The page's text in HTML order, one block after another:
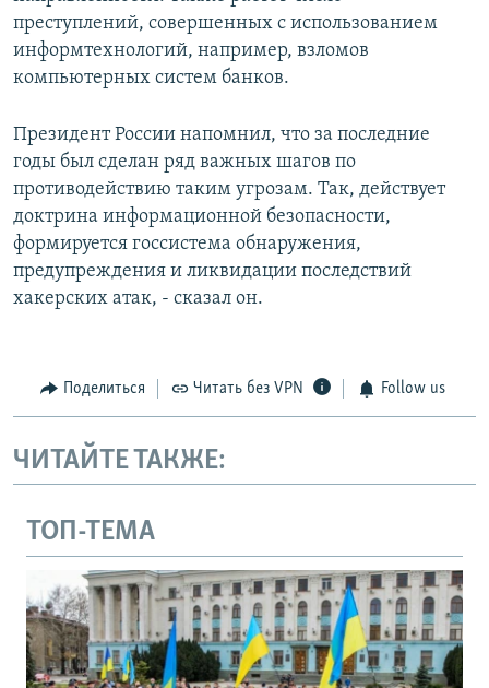
преступлений, совершенных с использованием
информтехнологий, например, взломов
компьютерных систем банков.
Президент России напомнил, что за последние
годы был сделан ряд важных шагов по
противодействию таким угрозам. Так, действует
доктрина информационной безопасности,
формируется госсистема обнаружения,
предупреждения и ликвидации последствий
хакерских атак, - сказал он.
Поделиться Читать без VPN Follow us
ЧИТАЙТЕ ТАКЖЕ:
ТОП-ТЕМА